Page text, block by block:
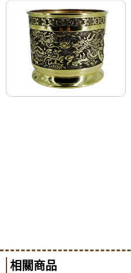
相關商品